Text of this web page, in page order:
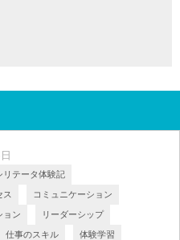
リテータ体験記
ス コミュニケーション
ョン リーダーシップ
仕事のスキル 体験学習